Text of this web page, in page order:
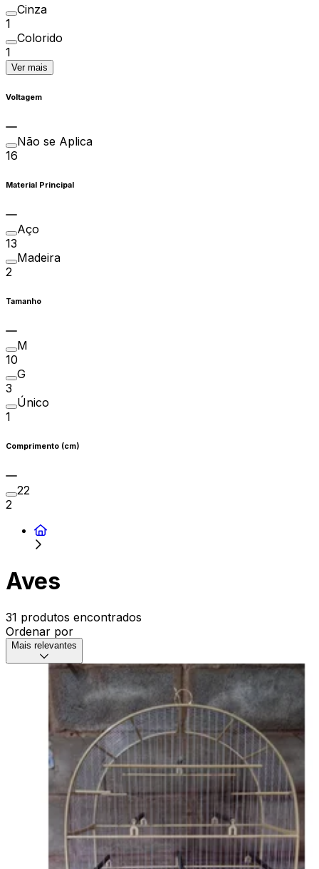
Cinza
1
Colorido
1
Ver mais
Voltagem
Não se Aplica
16
Material Principal
Aço
13
Madeira
2
Tamanho
M
10
G
3
Único
1
Comprimento (cm)
22
2
Aves
31 produtos encontrados
Ordenar por
Mais relevantes